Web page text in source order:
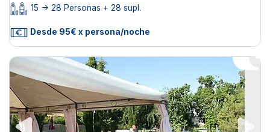
15 -> 28 Personas + 28 supl.
Desde 95€ x persona/noche